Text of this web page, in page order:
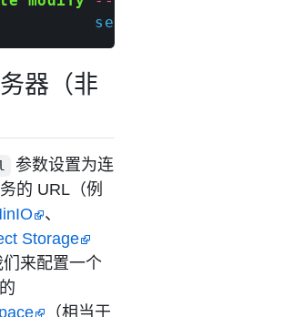
session_token
器（非
参数设置为连
的 URL（例
、
Storage
来配置一个
的
（相当于